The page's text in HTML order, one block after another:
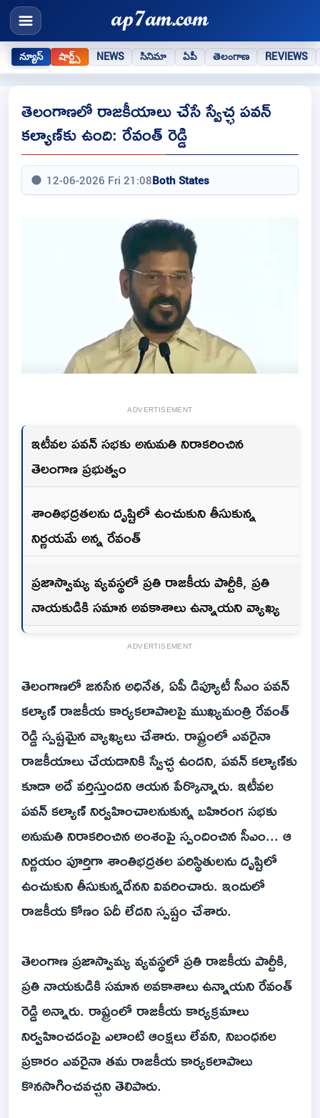
న్యూస్ షార్ట్స్ NEWS సినిమా ఏపీ తెలంగాణ REVIEWS
తెలంగాణలో రాజకీయాలు చేసే స్వేచ్ఛ పవన్
కల్యాణ్‌కు ఉంది: రేవంత్ రెడ్డి
12-06-2026 Fri 21:08Both States
ADVERTISEMENT
ఇటీవల పవన్ సభకు అనుమతి నిరాకరించిన
తెలంగాణ ప్రభుత్వం
శాంతిభద్రతలను దృష్టిలో ఉంచుకుని తీసుకున్న
నిర్ణయమే అన్న రేవంత్
ప్రజాస్వామ్య వ్యవస్థలో ప్రతి రాజకీయ పార్టీకి, ప్రతి
నాయకుడికి సమాన అవకాశాలు ఉన్నాయని వ్యాఖ్య
ADVERTISEMENT
తెలంగాణలో జనసేన అధినేత, ఏపీ డిప్యూటీ సీఎం పవన్
కల్యాణ్ రాజకీయ కార్యకలాపాలపై ముఖ్యమంత్రి రేవంత్
రెడ్డి స్పష్టమైన వ్యాఖ్యలు చేశారు. రాష్ట్రంలో ఎవరైనా
రాజకీయాలు చేయడానికి స్వేచ్ఛ ఉందని, పవన్ కల్యాణ్‌కు
కూడా అదే వర్తిస్తుందని ఆయన పేర్కొన్నారు. ఇటీవల
పవన్ కల్యాణ్ నిర్వహించాలనుకున్న బహిరంగ సభకు
అనుమతి నిరాకరించిన అంశంపై స్పందించిన సీఎం... ఆ
నిర్ణయం పూర్తిగా శాంతిభద్రతల పరిస్థితులను దృష్టిలో
ఉంచుకుని తీసుకున్నదేనని వివరించారు. ఇందులో
రాజకీయ కోణం ఏదీ లేదని స్పష్టం చేశారు.
తెలంగాణ ప్రజాస్వామ్య వ్యవస్థలో ప్రతి రాజకీయ పార్టీకి,
ప్రతి నాయకుడికి సమాన అవకాశాలు ఉన్నాయని రేవంత్
రెడ్డి అన్నారు. రాష్ట్రంలో రాజకీయ కార్యక్రమాలు
నిర్వహించడంపై ఎలాంటి ఆంక్షలు లేవని, నిబంధనల
ప్రకారం ఎవరైనా తమ రాజకీయ కార్యకలాపాలు
కొనసాగించవచ్చని తెలిపారు.